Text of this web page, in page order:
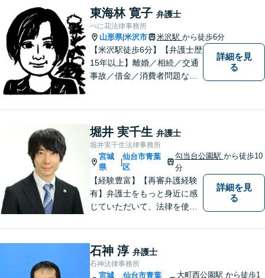
東海林 寛子 弁護士
べに花法律事務所
山形県|米沢市 米沢駅 から徒歩6分
【米沢駅徒歩6分】【弁護士歴
15年以上】離婚／相続／交通
事故／借金／消費者問題な
詳細を見
る
堀井 実千生 弁護士
堀井実千生法律事務所
宮城
県
仙台市青葉
区
勾当台公園駅 から徒歩10
分
【経験豊富】【再審弁護経験
有】弁護士をもっと身近に感
じていただいて、法律を使っ
詳細を見
る
石神 淳 弁護士
石神法律事務所
宮城 仙台市青葉 大町西公園駅から徒歩1